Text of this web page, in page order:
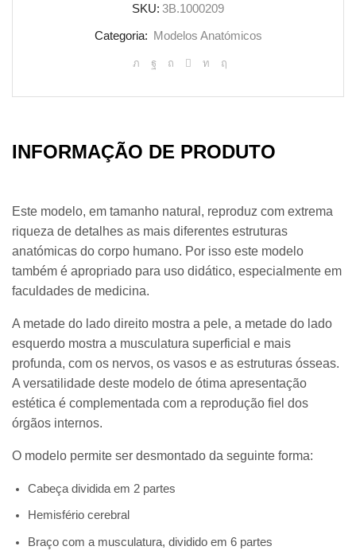
SKU: 3B.1000209
Categoria: Modelos Anatómicos
INFORMAÇÃO DE PRODUTO
Este modelo, em tamanho natural, reproduz com extrema
riqueza de detalhes as mais diferentes estruturas
anatómicas do corpo humano. Por isso este modelo
também é apropriado para uso didático, especialmente em
faculdades de medicina.
A metade do lado direito mostra a pele, a metade do lado
esquerdo mostra a musculatura superficial e mais
profunda, com os nervos, os vasos e as estruturas ósseas.
A versatilidade deste modelo de ótima apresentação
estética é complementada com a reprodução fiel dos
órgãos internos.
O modelo permite ser desmontado da seguinte forma:
Cabeça dividida em 2 partes
Hemisfério cerebral
Braço com a musculatura, dividido em 6 partes